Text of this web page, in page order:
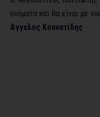
ονόματα και θα είναι με
Άγγελος Κουνατίδης